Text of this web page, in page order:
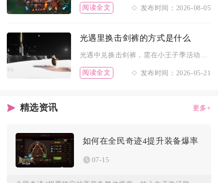
阅读全文 发布时间：2026-08-05
光遇里换击剑裤的方式是什么
阅读全文 发布时间：2026-05-21
精选资讯 更多+
如何在全民奇迹4提升装备爆率
07-15